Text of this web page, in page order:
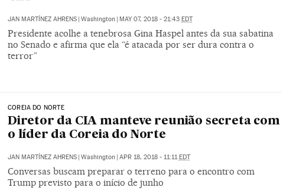
JAN MARTÍNEZ AHRENS | Washington | MAY 07, 2018 - 21:43 EDT
Presidente acolhe a tenebrosa Gina Haspel antes da sua sabatina
no Senado e afirma que ela “é atacada por ser dura contra o
terror”
COREIA DO NORTE
Diretor da CIA manteve reunião secreta com
o líder da Coreia do Norte
JAN MARTÍNEZ AHRENS Washington APR 18, 2018 - 11:11 EDT
Conversas buscam preparar o terreno para o encontro com
Trump previsto para o início de junho